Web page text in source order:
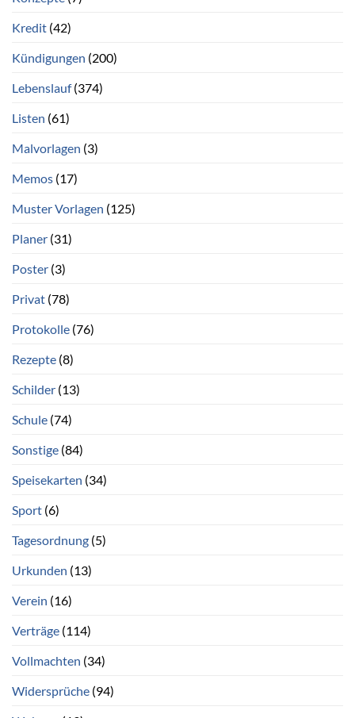
Kredit (42)
Kündigungen (200)
Lebenslauf(374)
Listen (61)
Malvorlagen (3)
Memos (17)
Muster Vorlagen (125)
Planer (31)
Poster (3)
Privat (78)
Protokolle (76)
Rezepte (8)
Schilder (13)
Schule (74)
Sonstige (84)
Speisekarten (34)
Sport (6)
Tagesordnung (5)
Urkunden (13)
Verein (16)
Verträge (114)
Vollmachten (34)
Widersprüche (94)